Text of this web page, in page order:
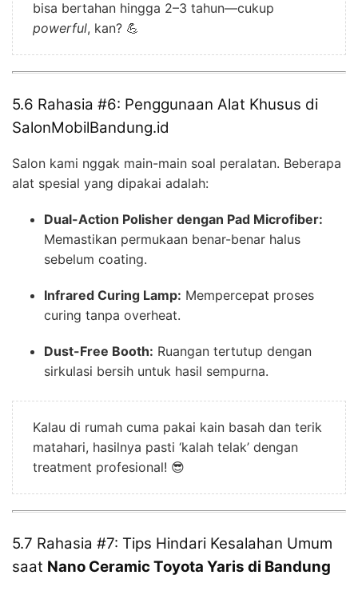
bisa bertahan hingga 2–3 tahun—cukup
powerful, kan? 💪
5.6 Rahasia #6: Penggunaan Alat Khusus di
SalonMobilBandung.id
Salon kami nggak main-main soal peralatan. Beberapa
alat spesial yang dipakai adalah:
Dual-Action Polisher dengan Pad Microfiber:
Memastikan permukaan benar-benar halus
sebelum coating.
Infrared Curing Lamp: Mempercepat proses
curing tanpa overheat.
Dust-Free Booth: Ruangan tertutup dengan
sirkulasi bersih untuk hasil sempurna.
Kalau di rumah cuma pakai kain basah dan terik
matahari, hasilnya pasti ‘kalah telak’ dengan
treatment profesional! 😎
5.7 Rahasia #7: Tips Hindari Kesalahan Umum
saat Nano Ceramic Toyota Yaris di Bandung